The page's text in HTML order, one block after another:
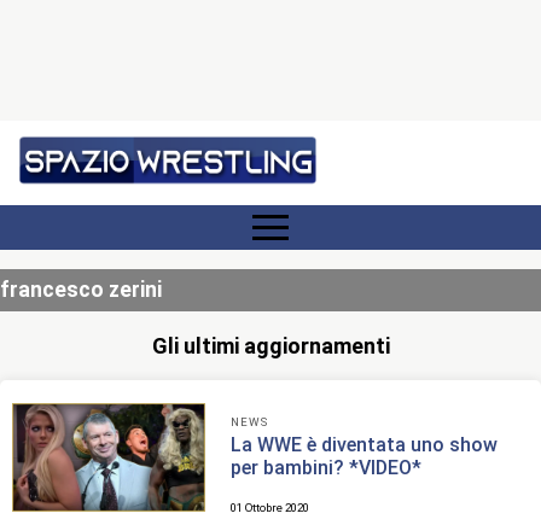
francesco zerini
Gli ultimi aggiornamenti
NEWS
La WWE è diventata uno show
per bambini? *VIDEO*
01 Ottobre 2020